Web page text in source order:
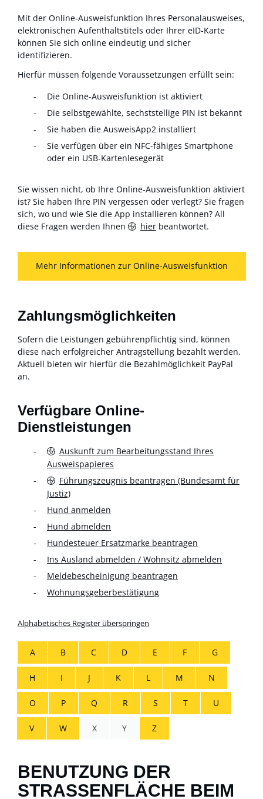
Mit der Online-Ausweisfunktion Ihres Personalausweises,
elektronischen Aufenthaltstitels oder Ihrer eID-Karte
können Sie sich online eindeutig und sicher
identifizieren.
Hierfür müssen folgende Voraussetzungen erfüllt sein:
Die Online-Ausweisfunktion ist aktiviert
Die selbstgewählte, sechststellige PIN ist bekannt
Sie haben die AusweisApp2 installiert
Sie verfügen über ein NFC-fähiges Smartphone
oder ein USB-Kartenlesegerät
Sie wissen nicht, ob Ihre Online-Ausweisfunktion aktiviert
ist? Sie haben Ihre PIN vergessen oder verlegt? Sie fragen
sich, wo und wie Sie die App installieren können? All
diese Fragen werden Ihnen
hier beantwortet.
Mehr Informationen zur Online-Ausweisfunktion
Zahlungsmöglichkeiten
Sofern die Leistungen gebührenpflichtig sind, können
diese nach erfolgreicher Antragstellung bezahlt werden.
Aktuell bieten wir hierfür die Bezahlmöglichkeit PayPal
an.
Verfügbare Online-
Dienstleistungen
Auskunft zum Bearbeitungsstand Ihres
Ausweispapieres
Führungszeugnis beantragen (Bundesamt für
Justiz)
Hund anmelden
Hund abmelden
Hundesteuer Ersatzmarke beantragen
Ins Ausland abmelden / Wohnsitz abmelden
Meldebescheinigung beantragen
Wohnungsgeberbestätigung
Alphabetisches Register überspringen
A B C D E F G
H I J K L M N
O P Q R S T U
V W X Y Z
BENUTZUNG DER
STRASSENFLÄCHE BEIM B